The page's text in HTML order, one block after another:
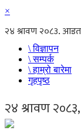
×
\ विज्ञापन
\ सम्पर्क
\ हाम्रो बारेमा
गृहपृष्ठ